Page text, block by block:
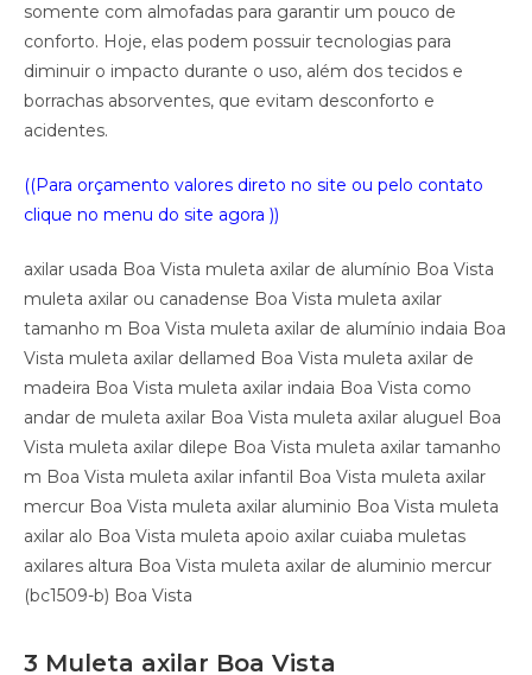
somente com almofadas para garantir um pouco de
conforto. Hoje, elas podem possuir tecnologias para
diminuir o impacto durante o uso, além dos tecidos e
borrachas absorventes, que evitam desconforto e
acidentes.
((Para orçamento valores direto no site ou pelo contato
clique no menu do site agora ))
axilar usada Boa Vista muleta axilar de alumínio Boa Vista
muleta axilar ou canadense Boa Vista muleta axilar
tamanho m Boa Vista muleta axilar de alumínio indaia Boa
Vista muleta axilar dellamed Boa Vista muleta axilar de
madeira Boa Vista muleta axilar indaia Boa Vista como
andar de muleta axilar Boa Vista muleta axilar aluguel Boa
Vista muleta axilar dilepe Boa Vista muleta axilar tamanho
m Boa Vista muleta axilar infantil Boa Vista muleta axilar
mercur Boa Vista muleta axilar aluminio Boa Vista muleta
axilar alo Boa Vista muleta apoio axilar cuiaba muletas
axilares altura Boa Vista muleta axilar de aluminio mercur
(bc1509-b) Boa Vista
3 Muleta axilar Boa Vista